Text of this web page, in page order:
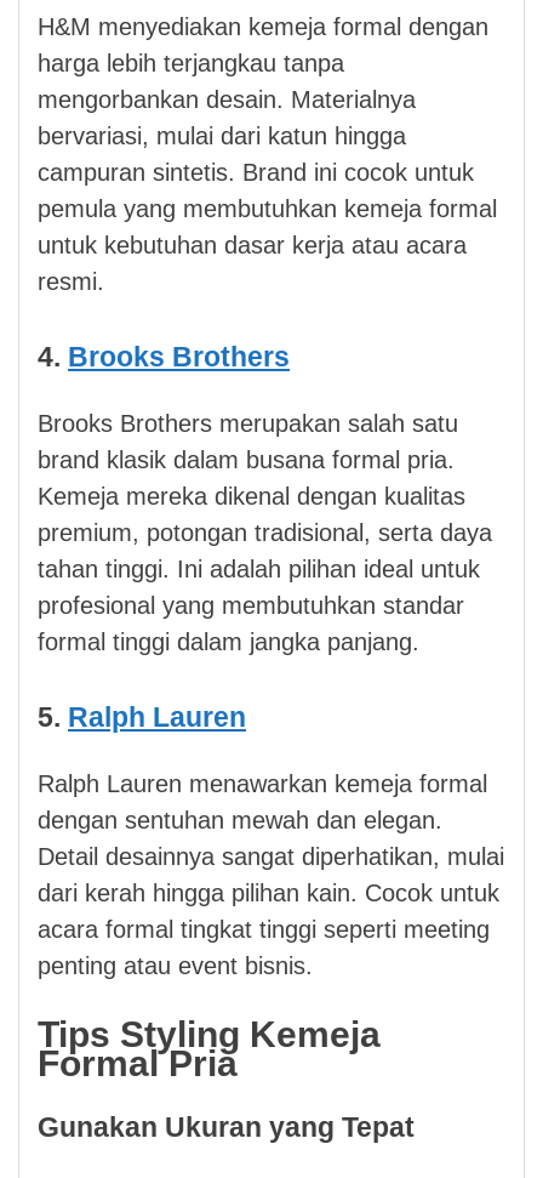
H&M menyediakan kemeja formal dengan
harga lebih terjangkau tanpa
mengorbankan desain. Materialnya
bervariasi, mulai dari katun hingga
campuran sintetis. Brand ini cocok untuk
pemula yang membutuhkan kemeja formal
untuk kebutuhan dasar kerja atau acara
resmi.
4. Brooks Brothers
Brooks Brothers merupakan salah satu
brand klasik dalam busana formal pria.
Kemeja mereka dikenal dengan kualitas
premium, potongan tradisional, serta daya
tahan tinggi. Ini adalah pilihan ideal untuk
profesional yang membutuhkan standar
formal tinggi dalam jangka panjang.
5. Ralph Lauren
Ralph Lauren menawarkan kemeja formal
dengan sentuhan mewah dan elegan.
Detail desainnya sangat diperhatikan, mulai
dari kerah hingga pilihan kain. Cocok untuk
acara formal tingkat tinggi seperti meeting
penting atau event bisnis.
Tips Styling Kemeja
Formal Pria
Gunakan Ukuran yang Tepat